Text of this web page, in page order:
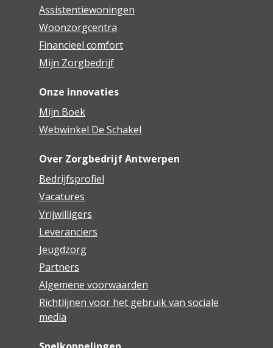
Assistentiewoningen
Woonzorgcentra
Financieel comfort
Mijn Zorgbedrijf
Onze innovaties
Mijn Boek
Webwinkel De Schakel
Over Zorgbedrijf Antwerpen
Bedrijfsprofiel
Vacatures
Vrijwilligers
Leveranciers
Jeugdzorg
Partners
Algemene voorwaarden
Richtlijnen voor het gebruik van sociale
media